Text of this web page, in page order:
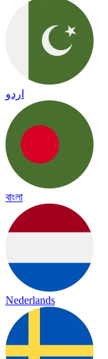
اردو
বাংলা
Nederlands